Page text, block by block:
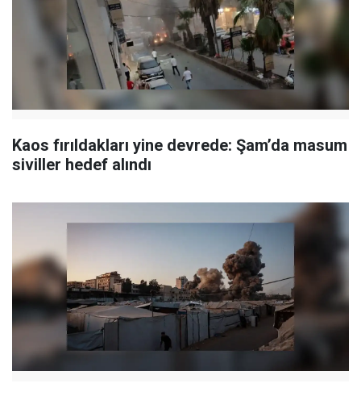
Kaos fırıldakları yine devrede: Şam’da masum
siviller hedef alındı